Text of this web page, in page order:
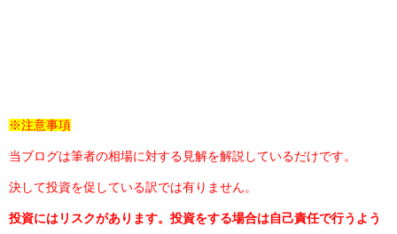
※注意事項
当ブログは筆者の相場に対する見解を解説しているだけです。
決して投資を促している訳では有りません。
投資にはリスクがあります。投資をする場合は自己責任で行うよう